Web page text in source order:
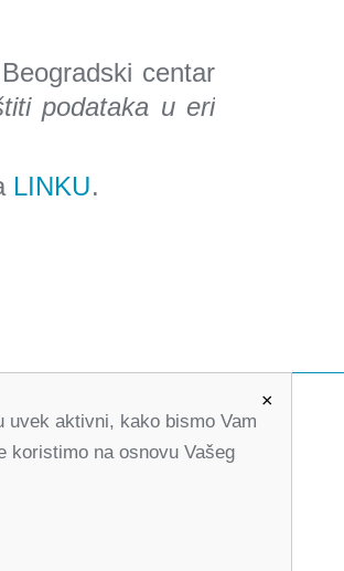
centar
podataka u eri
LINKU.
×
aktivni, kako bismo Vam
koristimo na osnovu Vašeg